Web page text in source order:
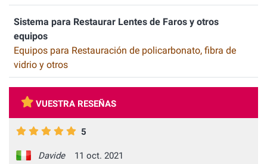
Sistema para Restaurar Lentes de Faros y otros
equipos
Equipos para Restauración de policarbonato, fibra de
vidrio y otros
VUESTRA RESEÑAS
5
Davide
11 oct. 2021